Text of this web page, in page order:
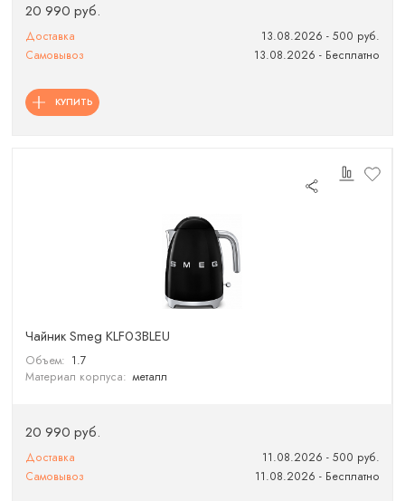
20 990 руб.
Доставка
13.08.2026 - 500 руб.
Самовывоз
13.08.2026 - Бесплатно
КУПИТЬ
Чайник Smeg KLF03BLEU
Объем: 1.7
Материал корпуса: металл
20 990 руб.
Доставка
11.08.2026 - 500 руб.
Самовывоз
11.08.2026 - Бесплатно